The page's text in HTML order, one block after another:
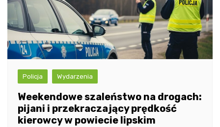
Policja Wydarzenia
Weekendowe szaleństwo na drogach:
pijani i przekraczający prędkość
kierowcy w powiecie lipskim